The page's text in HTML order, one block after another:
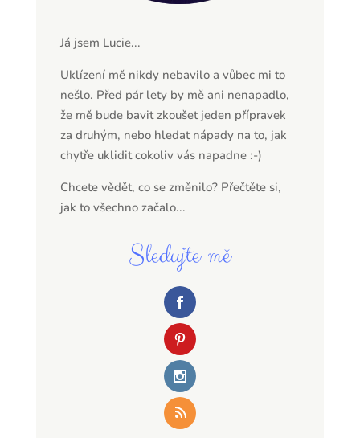
Já jsem Lucie...
Uklízení mě nikdy nebavilo a vůbec mi to
nešlo. Před pár lety by mě ani nenapadlo,
že mě bude bavit zkoušet jeden přípravek
za druhým, nebo hledat nápady na to, jak
chytře uklidit cokoliv vás napadne :-)
Chcete vědět, co se změnilo? Přečtěte si,
jak to všechno začalo...
Sledujte mě